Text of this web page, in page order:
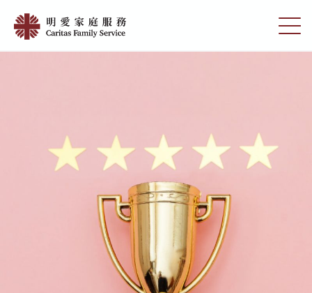
main
切
換
獎
庭
服
務